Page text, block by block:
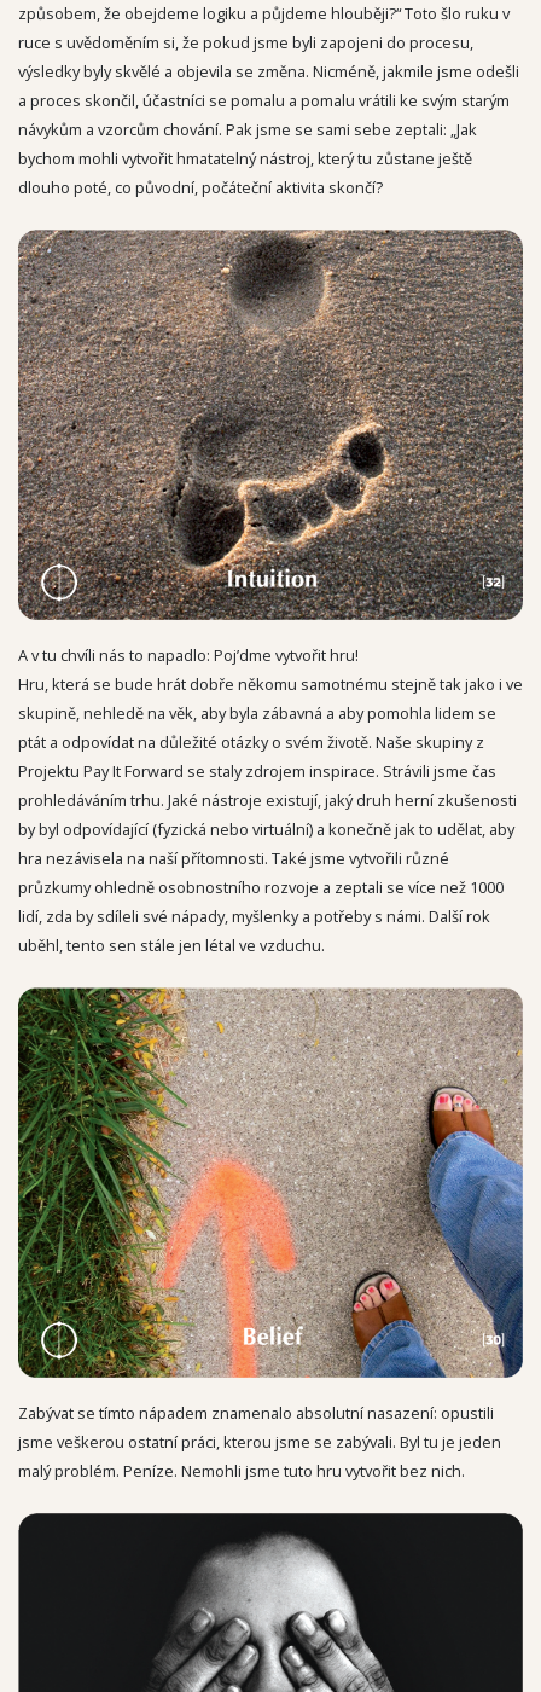
způsobem, že obejdeme logiku a půjdeme hlouběji?“ Toto šlo ruku v
ruce s uvědoměním si, že pokud jsme byli zapojeni do procesu,
výsledky byly skvělé a objevila se změna. Nicméně, jakmile jsme odešli
a proces skončil, účastníci se pomalu a pomalu vrátili ke svým starým
návykům a vzorcům chování. Pak jsme se sami sebe zeptali: „Jak
bychom mohli vytvořit hmatatelný nástroj, který tu zůstane ještě
dlouho poté, co původní, počáteční aktivita skončí?
A v tu chvíli nás to napadlo: Poj’dme vytvořit hru!
Hru, která se bude hrát dobře někomu samotnému stejně tak jako i ve
skupině, nehledě na věk, aby byla zábavná a aby pomohla lidem se
ptát a odpovídat na důležité otázky o svém životě. Naše skupiny z
Projektu Pay It Forward se staly zdrojem inspirace. Strávili jsme čas
prohledáváním trhu. Jaké nástroje existují, jaký druh herní zkušenosti
by byl odpovídající (fyzická nebo virtuální) a konečně jak to udělat, aby
hra nezávisela na naší přítomnosti. Také jsme vytvořili různé
průzkumy ohledně osobnostního rozvoje a zeptali se více než 1000
lidí, zda by sdíleli své nápady, myšlenky a potřeby s námi. Další rok
uběhl, tento sen stále jen létal ve vzduchu.
Zabývat se tímto nápadem znamenalo absolutní nasazení: opustili
jsme veškerou ostatní práci, kterou jsme se zabývali. Byl tu je jeden
malý problém. Peníze. Nemohli jsme tuto hru vytvořit bez nich.